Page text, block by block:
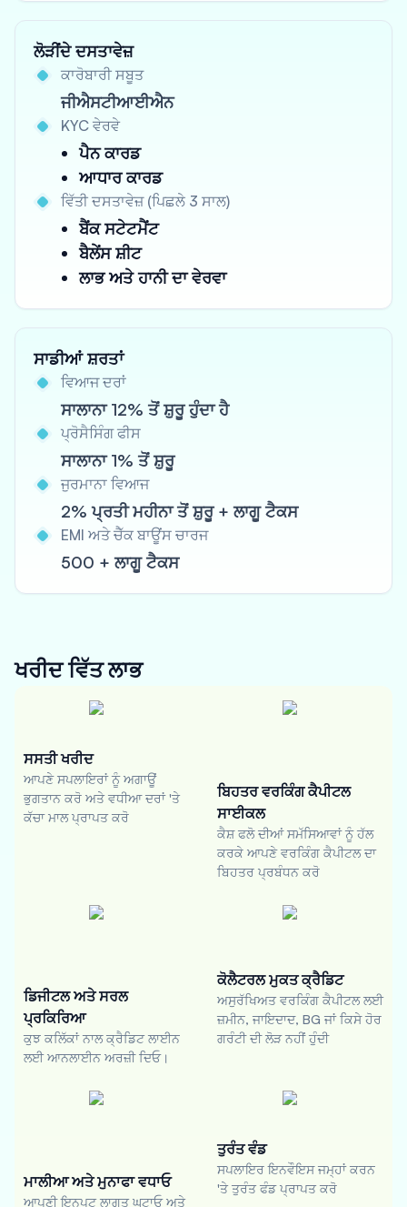
ਲੋੜੀਂਦੇ ਦਸਤਾਵੇਜ਼
ਕਾਰੋਬਾਰੀ ਸਬੂਤ
ਜੀਐਸਟੀਆਈਐਨ
KYC ਵੇਰਵੇ
ਪੈਨ ਕਾਰਡ
ਆਧਾਰ ਕਾਰਡ
ਵਿੱਤੀ ਦਸਤਾਵੇਜ਼ (ਪਿਛਲੇ 3 ਸਾਲ)
ਬੈਂਕ ਸਟੇਟਮੈਂਟ
ਬੈਲੇਂਸ ਸ਼ੀਟ
ਲਾਭ ਅਤੇ ਹਾਨੀ ਦਾ ਵੇਰਵਾ
ਸਾਡੀਆਂ ਸ਼ਰਤਾਂ
ਵਿਆਜ ਦਰਾਂ
ਸਾਲਾਨਾ 12% ਤੋਂ ਸ਼ੁਰੂ ਹੁੰਦਾ ਹੈ
ਪ੍ਰੋਸੈਸਿੰਗ ਫੀਸ
ਸਾਲਾਨਾ 1% ਤੋਂ ਸ਼ੁਰੂ
ਜੁਰਮਾਨਾ ਵਿਆਜ
2% ਪ੍ਰਤੀ ਮਹੀਨਾ ਤੋਂ ਸ਼ੁਰੂ + ਲਾਗੂ ਟੈਕਸ
EMI ਅਤੇ ਚੈੱਕ ਬਾਊਂਸ ਚਾਰਜ
500 + ਲਾਗੂ ਟੈਕਸ
ਖਰੀਦ ਵਿੱਤਲਾਭ
ਸਸਤੀ ਖਰੀਦ
ਆਪਣੇ ਸਪਲਾਇਰਾਂ ਨੂੰ ਅਗਾਊਂ
ਭੁਗਤਾਨ ਕਰੋ ਅਤੇ ਵਧੀਆ ਦਰਾਂ 'ਤੇ
ਕੱਚਾ ਮਾਲ ਪ੍ਰਾਪਤ ਕਰੋ
ਬਿਹਤਰ ਵਰਕਿੰਗ ਕੈਪੀਟਲ
ਸਾਈਕਲ
ਕੈਸ਼ ਫਲੋ ਦੀਆਂ ਸਮੱਸਿਆਵਾਂ ਨੂੰ ਹੱਲ
ਕਰਕੇ ਆਪਣੇ ਵਰਕਿੰਗ ਕੈਪੀਟਲ ਦਾ
ਬਿਹਤਰ ਪ੍ਰਬੰਧਨ ਕਰੋ
ਡਿਜੀਟਲ ਅਤੇ ਸਰਲ
ਪ੍ਰਕਿਰਿਆ
ਕੁਝ ਕਲਿੱਕਾਂ ਨਾਲ ਕ੍ਰੈਡਿਟ ਲਾਈਨ
ਲਈ ਆਨਲਾਈਨ ਅਰਜ਼ੀ ਦਿਓ।
ਕੋਲੈਟਰਲ ਮੁਕਤ ਕ੍ਰੈਡਿਟ
ਅਸੁਰੱਖਿਅਤ ਵਰਕਿੰਗ ਕੈਪੀਟਲ ਲਈ
ਜ਼ਮੀਨ, ਜਾਇਦਾਦ, BG ਜਾਂ ਕਿਸੇ ਹੋਰ
ਗਰੰਟੀ ਦੀ ਲੋੜ ਨਹੀਂ ਹੁੰਦੀ
ਮਾਲੀਆ ਅਤੇ ਮੁਨਾਫਾ ਵਧਾਓ
ਆਪਣੀ ਇਨਪੁਟ ਲਾਗਤ ਘਟਾਓ ਅਤੇ
ਤੁਰੰਤ ਵੰਡ
ਸਪਲਾਇਰ ਇਨਵੌਇਸ ਜਮ੍ਹਾਂ ਕਰਨ
'ਤੇ ਤੁਰੰਤ ਫੰਡ ਪ੍ਰਾਪਤ ਕਰੋ